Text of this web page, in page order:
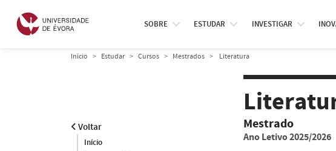
SOBRE ESTUDAR INVESTIGAR
Início Estudar Cursos Mestrados Literatura
Voltar
Início
Mestrado
Ano Letivo 2025/2026